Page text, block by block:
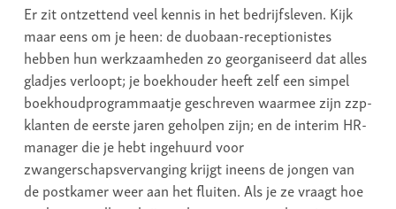
Er zit ontzettend veel kennis in het bedrijfsleven. Kijk
maar eens om je heen: de duobaan-receptionistes
hebben hun werkzaamheden zo georganiseerd dat alles
gladjes verloopt; je boekhouder heeft zelf een simpel
boekhoudprogrammaatje geschreven waarmee zijn zzp-
klanten de eerste jaren geholpen zijn; en de interim HR-
manager die je hebt ingehuurd voor
zwangerschapsvervanging krijgt ineens de jongen van
de postkamer weer aan het fluiten. Als je ze vraagt hoe